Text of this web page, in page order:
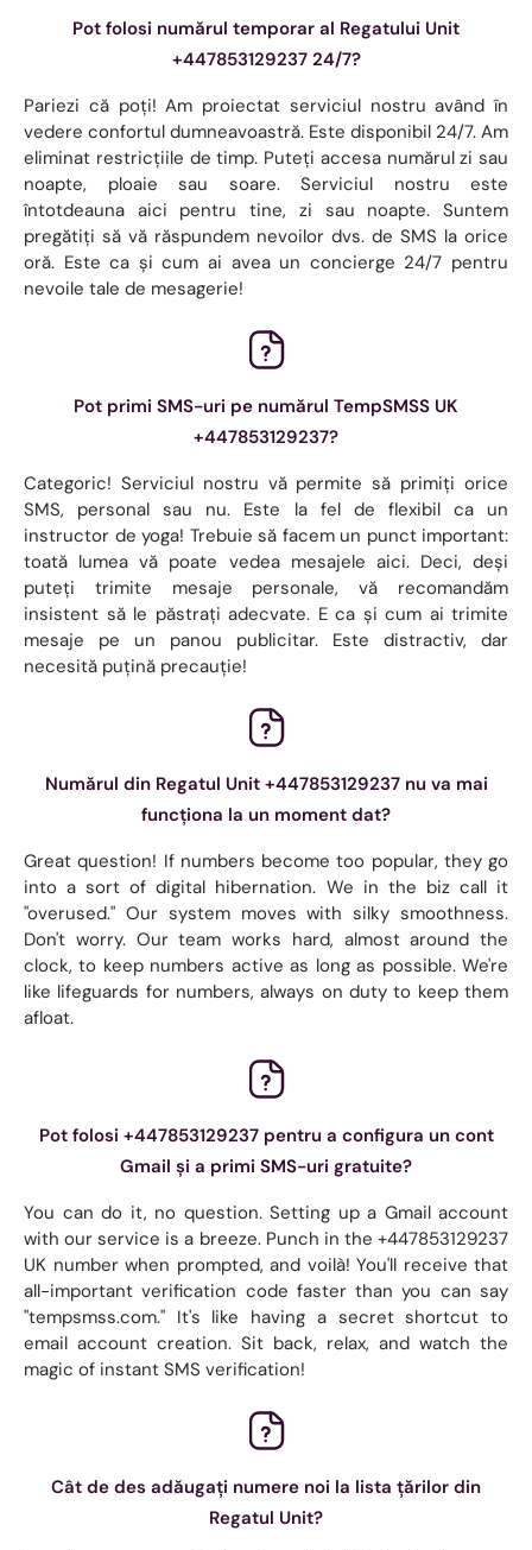
Pot folosi numărul temporar al Regatului Unit
+447853129237 24/7?
Pariezi că poți! Am proiectat serviciul nostru având în
vedere confortul dumneavoastră. Este disponibil 24/7. Am
eliminat restricțiile de timp. Puteți accesa numărul zi sau
noapte, ploaie sau soare. Serviciul nostru este
întotdeauna aici pentru tine, zi sau noapte. Suntem
pregătiți să vă răspundem nevoilor dvs. de SMS la orice
oră. Este ca și cum ai avea un concierge 24/7 pentru
nevoile tale de mesagerie!
Pot primi SMS-uri pe numărul TempSMSS UK
+447853129237?
Categoric! Serviciul nostru vă permite să primiți orice
SMS, personal sau nu. Este la fel de flexibil ca un
instructor de yoga! Trebuie să facem un punct important:
toată lumea vă poate vedea mesajele aici. Deci, deși
puteți trimite mesaje personale, vă recomandăm
insistent să le păstrați adecvate. E ca și cum ai trimite
mesaje pe un panou publicitar. Este distractiv, dar
necesită puțină precauție!
Numărul din Regatul Unit +447853129237 nu va mai
funcționa la un moment dat?
Great question! If numbers become too popular, they go
into a sort of digital hibernation. We in the biz call it
"overused." Our system moves with silky smoothness.
Don't worry. Our team works hard, almost around the
clock, to keep numbers active as long as possible. We're
like lifeguards for numbers, always on duty to keep them
afloat.
Pot folosi +447853129237 pentru a configura un cont
Gmail și a primi SMS-uri gratuite?
You can do it, no question. Setting up a Gmail account
with our service is a breeze. Punch in the +447853129237
UK number when prompted, and voilà! You'll receive that
all-important verification code faster than you can say
"tempsmss.com." It's like having a secret shortcut to
email account creation. Sit back, relax, and watch the
magic of instant SMS verification!
Cât de des adăugați numere noi la lista țărilor din
Regatul Unit?